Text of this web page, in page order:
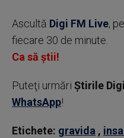
Ascultă Digi FM Live,
fiecare 30 de minute.
Ca să știi!
Puteţi urmări Știrile
WhatsApp!
Etichete: gravida ,